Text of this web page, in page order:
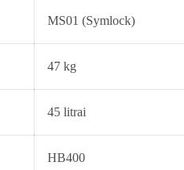
MS01 (Symlock)
47 kg
45 litrai
HB400